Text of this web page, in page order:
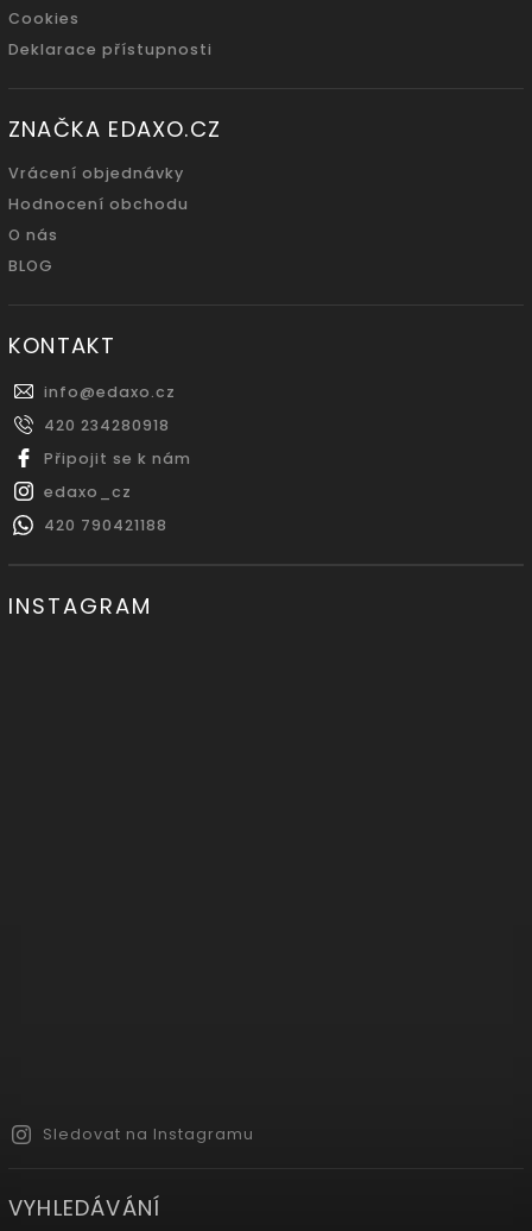
Cookies
Deklarace přístupnosti
ZNAČKA EDAXO.CZ
Vrácení objednávky
Hodnocení obchodu
O nás
BLOG
KONTAKT
info@edaxo.cz
420 234280918
Připojit se k nám
edaxo_cz
420 790421188
INSTAGRAM
Sledovat na Instagramu
VYHLEDÁVÁNÍ